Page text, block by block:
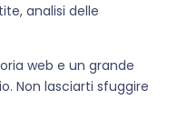
analisi delle
web e un grande
Non lasciarti sfuggire